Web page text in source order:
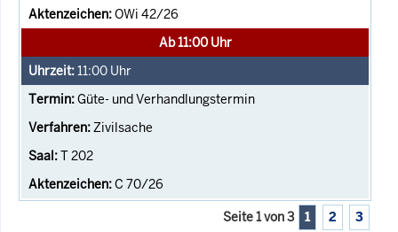
OWi 42/26
Ab 11:00 Uhr
11:00 Uhr
Güte- und Verhandlungstermin
Zivilsache
T 202
C 70/26
Seite 1 von 3 1 2 3